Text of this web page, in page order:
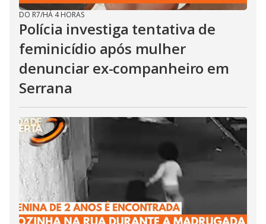
DO R7/HÁ 4 HORAS
Polícia investiga tentativa de
feminicídio após mulher
denunciar ex-companheiro em
Serrana